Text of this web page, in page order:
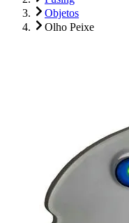
Objetos
Olho Peixe